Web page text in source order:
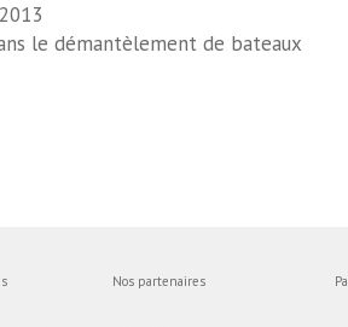
le démantèlement de bateaux
Nos partenaires